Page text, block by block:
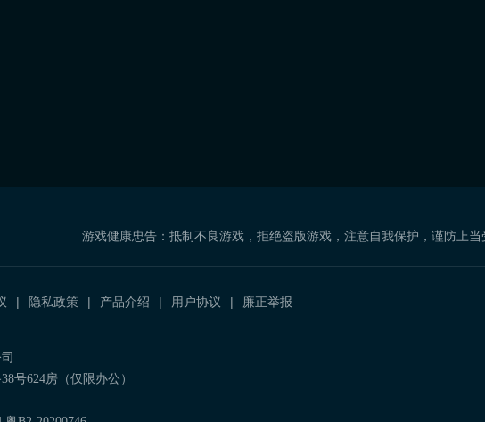
游戏健康忠告：抵制不良游戏，拒绝盗版游戏，注意自我保护，谨防上
隐私政策 产品介绍 用户协议 廉正举报
号624房（仅限办公）